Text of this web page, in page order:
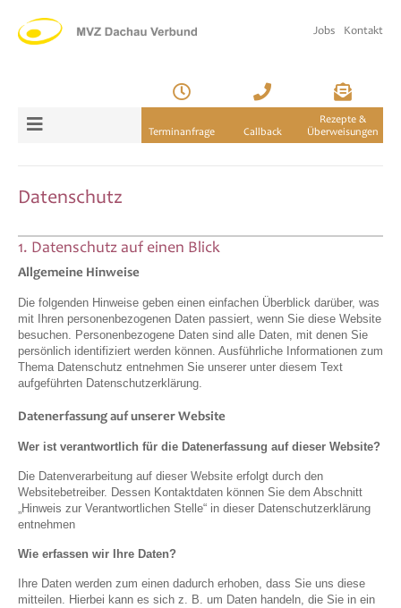
Jobs Kontakt
Terminanfrage Callback
Rezepte &
Überweisungen
Datenschutz
1. Datenschutz auf einen Blick
Allgemeine Hinweise
Die folgenden Hinweise geben einen einfachen Überblick darüber, was
mit Ihren personenbezogenen Daten passiert, wenn Sie diese Website
besuchen. Personenbezogene Daten sind alle Daten, mit denen Sie
persönlich identifiziert werden können. Ausführliche Informationen zum
Thema Datenschutz entnehmen Sie unserer unter diesem Text
aufgeführten Datenschutzerklärung.
Datenerfassung auf unserer Website
Wer ist verantwortlich für die Datenerfassung auf dieser Website?
Die Datenverarbeitung auf dieser Website erfolgt durch den
Websitebetreiber. Dessen Kontaktdaten können Sie dem Abschnitt
„Hinweis zur Verantwortlichen Stelle“ in dieser Datenschutzerklärung
entnehmen
Wie erfassen wir Ihre Daten?
Ihre Daten werden zum einen dadurch erhoben, dass Sie uns diese
mitteilen. Hierbei kann es sich z. B. um Daten handeln, die Sie in ein